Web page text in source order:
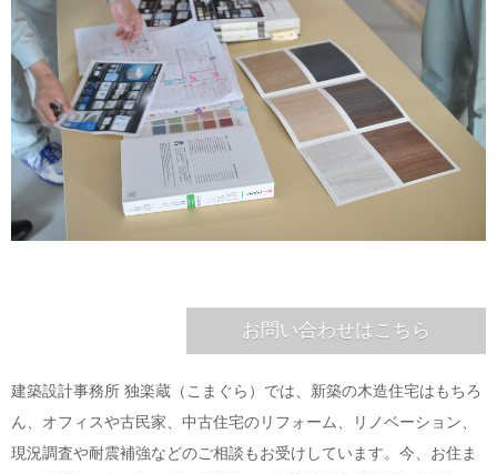
お問い合わせはこちら
建築設計事務所 独楽蔵（こまぐら）では、新築の木造住宅はもちろ
ん、オフィスや古民家、中古住宅のリフォーム、リノベーション、
現況調査や耐震補強などのご相談もお受けしています。今、お住ま